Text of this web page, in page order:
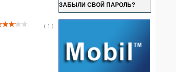
( 1 )
ЗАБЫЛИ СВОЙ ПАРОЛЬ?